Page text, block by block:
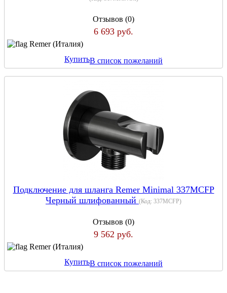
Отзывов (0)
6 693 руб.
Remer (Италия)
КупитьВ список пожеланий
Подключение для шланга Remer Minimal 337MCFP
Черный шлифованный (Код: 337MCFP)
Отзывов (0)
9 562 руб.
Remer (Италия)
КупитьВ список пожеланий